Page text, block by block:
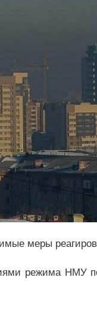
меры
режима НМУ